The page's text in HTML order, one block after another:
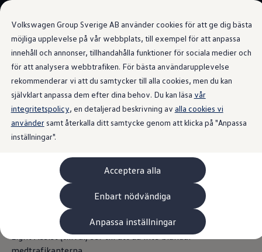
Volkswagen Group Sverige AB använder cookies för att ge dig bästa
möjliga upplevelse på vår webbplats, till exempel för att anpassa
innehåll och annonser, tillhandahålla funktioner för sociala medier och
för att analysera webbtrafiken. För bästa användarupplevelse
rekommenderar vi att du samtycker till alla cookies, men du kan
självklart anpassa dem efter dina behov. Du kan läsa vår
integritetspolicy, en detaljerad beskrivning av alla cookies vi
användersamt återkalla ditt samtycke genom att klicka på "Anpassa
inställningar".
Acceptera alla
Enbart nödvändiga
Anpassa inställningar
Gå till
huvudinnehåll
Gå till
sidfot
Bygg din bil
Nya bilar i lager
Golf Sportscombi
Pressen testar Golf Sportscombi
Lär dig om våra modellversioner
Boka provkörning
Äga
Service
Originalservice
Originalservice 4+
Skadereparation
ServiceCam
Service av elbilar
Tillbehör
Interiör- och exteriörskydd
Underhållning och elektronik
Laddbox och laddningskablar
LED-ljus både fram och bak
Bli sedd.Och se bättre.
LED-strålkastarna som finns som tillval hjälper dig att se
bättre på natten och i dimma – och får dig även att se
bättre ut. Med LED-bakljusen som tillval får din Touran ett
omisskännligt utseende i mörkret tack vare den distinkta
designen. Och den avancerade helljusstyrningen Dynamisk
Light Assist (tillval) ser till att du inte bländar